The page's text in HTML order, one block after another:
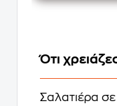
Ότι
Σαλατιέρα σε